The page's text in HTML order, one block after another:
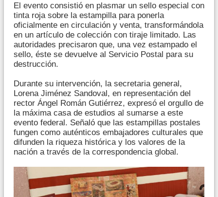
El evento consistió en plasmar un sello especial con
tinta roja sobre la estampilla para ponerla
oficialmente en circulación y venta, transformándola
en un artículo de colección con tiraje limitado. Las
autoridades precisaron que, una vez estampado el
sello, éste se devuelve al Servicio Postal para su
destrucción.
Durante su intervención, la secretaria general,
Lorena Jiménez Sandoval, en representación del
rector Ángel Román Gutiérrez, expresó el orgullo de
la máxima casa de estudios al sumarse a este
evento federal. Señaló que las estampillas postales
fungen como auténticos embajadores culturales que
difunden la riqueza histórica y los valores de la
nación a través de la correspondencia global.